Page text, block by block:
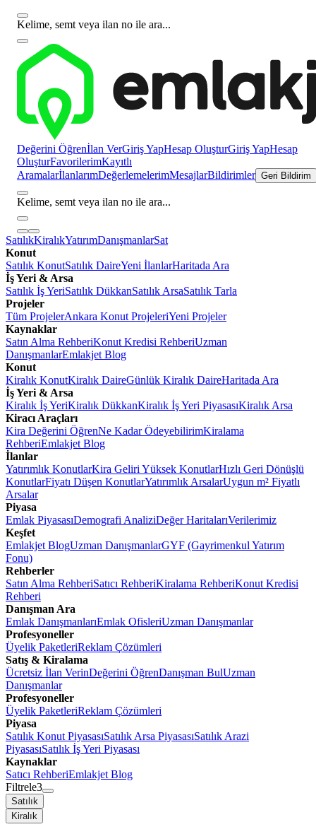
Kelime, semt veya ilan no ile ara...
Değerini Öğrenİlan VerGiriş YapHesap OluşturGiriş YapHesap
OluşturFavorilerimKayıtlı
AramalarİlanlarımDeğerlemelerimMesajlarBildirimler Geri Bildirim
Kelime, semt veya ilan no ile ara...
SatılıkKiralıkYatırımDanışmanlarSat
Konut
Satılık KonutSatılık DaireYeni İlanlarHaritada Ara
İş Yeri & Arsa
Satılık İş YeriSatılık DükkanSatılık ArsaSatılık Tarla
Projeler
Tüm ProjelerAnkara Konut ProjeleriYeni Projeler
Kaynaklar
Satın Alma RehberiKonut Kredisi RehberiUzman
DanışmanlarEmlakjet Blog
Konut
Kiralık KonutKiralık DaireGünlük Kiralık DaireHaritada Ara
İş Yeri & Arsa
Kiralık İş YeriKiralık DükkanKiralık İş Yeri PiyasasıKiralık Arsa
Kiracı Araçları
Kira Değerini ÖğrenNe Kadar ÖdeyebilirimKiralama
RehberiEmlakjet Blog
İlanlar
Yatırımlık KonutlarKira Geliri Yüksek KonutlarHızlı Geri Dönüşlü
KonutlarFiyatı Düşen KonutlarYatırımlık ArsalarUygun m² Fiyatlı
Arsalar
Piyasa
Emlak PiyasasıDemografi AnaliziDeğer HaritalarıVerilerimiz
Keşfet
Emlakjet BlogUzman DanışmanlarGYF (Gayrimenkul Yatırım
Fonu)
Rehberler
Satın Alma RehberiSatıcı RehberiKiralama RehberiKonut Kredisi
Rehberi
Danışman Ara
Emlak DanışmanlarıEmlak OfisleriUzman Danışmanlar
Profesyoneller
Üyelik PaketleriReklam Çözümleri
Satış & Kiralama
Ücretsiz İlan VerinDeğerini ÖğrenDanışman BulUzman
Danışmanlar
Profesyoneller
Üyelik PaketleriReklam Çözümleri
Piyasa
Satılık Konut PiyasasıSatılık Arsa PiyasasıSatılık Arazi
PiyasasıSatılık İş Yeri Piyasası
Kaynaklar
Satıcı RehberiEmlakjet Blog
Filtrele3
Satılık
Kiralık